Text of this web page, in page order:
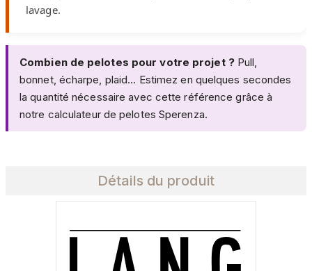
lavage.
Combien de pelotes pour votre projet ?Pull,
bonnet, écharpe, plaid... Estimez en quelques secondes
la quantité nécessaire avec cette référence grâce à
notre calculateur de pelotes Sperenza.
Détails du produit